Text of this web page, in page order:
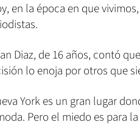
en la época en que
Diaz, de 16 años, contó
lo enoja por otros que
York es un gran lugar
Pero el miedo es para